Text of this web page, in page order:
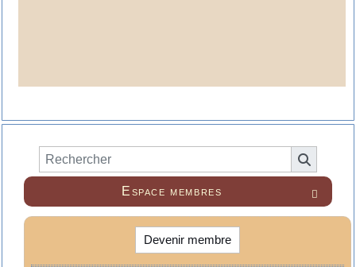

Espace membres
Devenir membre